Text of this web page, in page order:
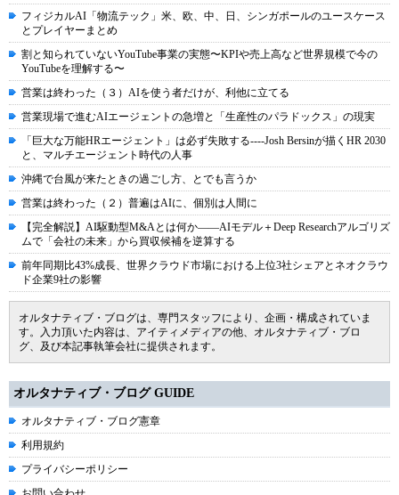
フィジカルAI「物流テック」米、欧、中、日、シンガポールのユースケース
とプレイヤーまとめ
割と知られていないYouTube事業の実態〜KPIや売上高など世界規模で今の
YouTubeを理解する〜
営業は終わった（３）AIを使う者だけが、利他に立てる
営業現場で進むAIエージェントの急増と「生産性のパラドックス」の現実
「巨大な万能HRエージェント」は必ず失敗する----Josh Bersinが描くHR 2030
と、マルチエージェント時代の人事
沖縄で台風が来たときの過ごし方、とでも言うか
営業は終わった（２）普遍はAIに、個別は人間に
【完全解説】AI駆動型M&Aとは何か――AIモデル＋Deep Researchアルゴリズ
ムで「会社の未来」から買収候補を逆算する
前年同期比43%成長、世界クラウド市場における上位3社シェアとネオクラウ
ド企業9社の影響
オルタナティブ・ブログは、専門スタッフにより、企画・構成されていま
す。入力頂いた内容は、アイティメディアの他、オルタナティブ・ブロ
グ、及び本記事執筆会社に提供されます。
オルタナティブ・ブログ GUIDE
オルタナティブ・ブログ憲章
利用規約
プライバシーポリシー